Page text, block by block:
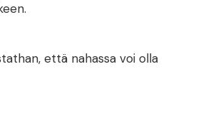
että nahassa voi olla